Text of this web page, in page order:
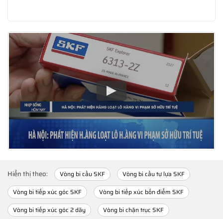
Hiển thị theo: Vòng bi cầu SKF
Vòng bi cầu tự lựa SKF
Vòng bi tiếp xúc góc SKF
Vòng bi tiếp xúc bốn điểm SKF
Vòng bi tiếp xúc góc 2 dãy
Vòng bi chặn trục SKF